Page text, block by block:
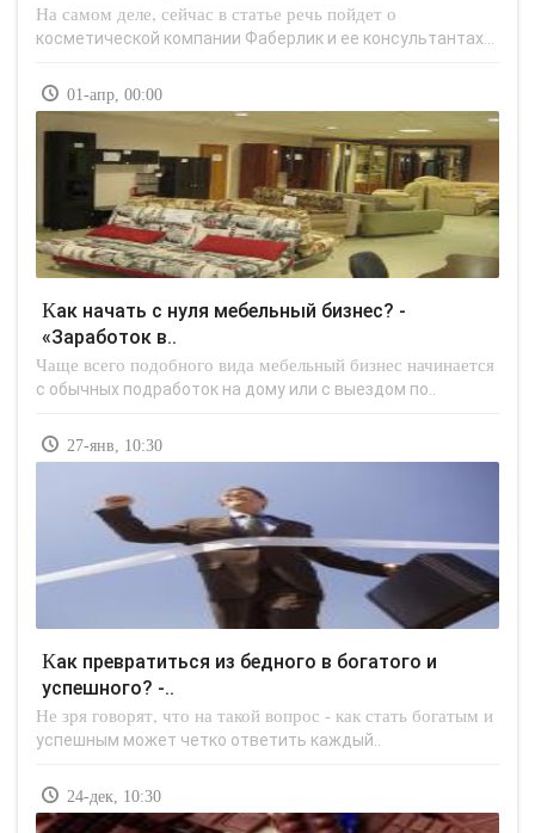
На самом деле, сейчас в статье речь пойдет о
косметической компании Фаберлик и ее консультантах...
01-апр, 00:00
Как начать с нуля мебельный бизнес? -
«Заработок в..
Чаще всего подобного вида мебельный бизнес начинается
с обычных подработок на дому или с выездом по..
27-янв, 10:30
Как превратиться из бедного в богатого и
успешного? -..
Не зря говорят, что на такой вопрос - как стать богатым и
успешным может четко ответить каждый..
24-дек, 10:30